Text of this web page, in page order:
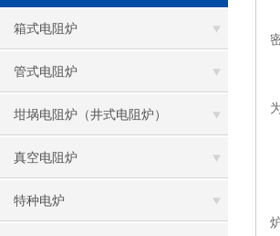
箱式电阻炉
管式电阻炉
坩埚电阻炉（井式电阻炉）
真空电阻炉
特种电炉